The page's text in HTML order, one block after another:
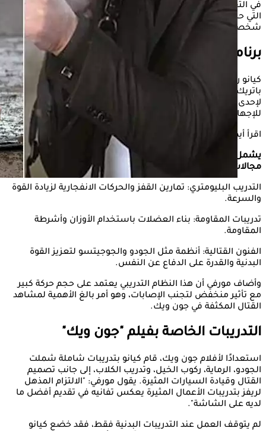
في التقرير التالي، يستعرض موقع "الكونسلتو" أبرز الأسرار الصحية
التي حافظت على لياقة الفنان العالمي كيانو ريفز وسر تألقه في
شخصية جون ويك John Wick، وفقًا لموقع "Only my health".
برنامج تدريبي صارم وراء الكواليس
كيانو ريفز يتبع نظامًا تدريبيًا قاسيًا، وهو ما أكده مدربه الشخصي
باتريك مورفي، المحترف في مجال اللياقة البدنية، وفي تصريح
لإحدى وسائل الإعلام، قال مورفي: "إن القول بأن جسد كيانو تعرض
للإجهاد الشديد هو أقل من الحقيقة".
اقرأ أيضًا: لقوم رشيق- اعرف فوائد مشروب ماء الخيار والنعناع
يشمل برنامج ريفز التدريبي جلسات متعددة أسبوعيًا تركّز على
مجالات متنوعة من اللياقة، أبرزها:
التدريب البليومتري: تمارين القفز والحركات الانفجارية لزيادة القوة
والسرعة.
تدريبات المقاومة: بناء العضلات باستخدام الأوزان وأشرطة
المقاومة.
الفنون القتالية: أنظمة مثل الجودو والجوجيتسو لتعزيز القوة
البدنية والقدرة على الدفاع عن النفس.
وأضاف مورفي أن هذا النظام التدريبي يعتمد على حجم حركة كبير
مع تأثير منخفض لتجنب الإصابات، وهو أمر بالغ الأهمية لمشاهد
القتال المكثفة في جون ويك.
التدريبات الخاصة بفيلم "جون ويك"
استعدادًا لأفلام جون ويك، قام كيانو بتدريبات شاملة شملت
الجودو، الرماية، ركوب الخيل، وتدريب الكلاب، إلى جانب تصميم
القتال وقيادة السيارات المثيرة. يقول مورفي: "الالتزام المذهل
لريفز بتدريبات الأعمال المثيرة يعكس تفانيه في تقديم أفضل ما
لديه على الشاشة".
لم يتوقف العمل عند التدريبات البدنية فقط، فقد خضع كيانو